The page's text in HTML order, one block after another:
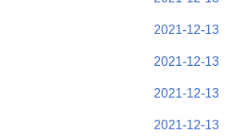
2021-12-13
2021-12-13
2021-12-13
2021-12-13